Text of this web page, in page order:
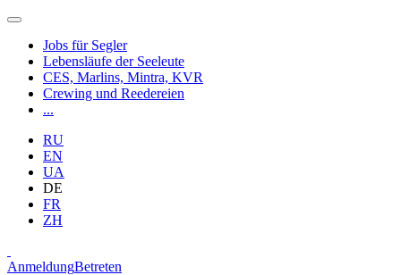
Jobs für Segler
Lebensläufe der Seeleute
CES, Marlins, Mintra, KVR
Crewing und Reedereien
...
RU
EN
UA
DE
FR
ZH
AnmeldungBetreten